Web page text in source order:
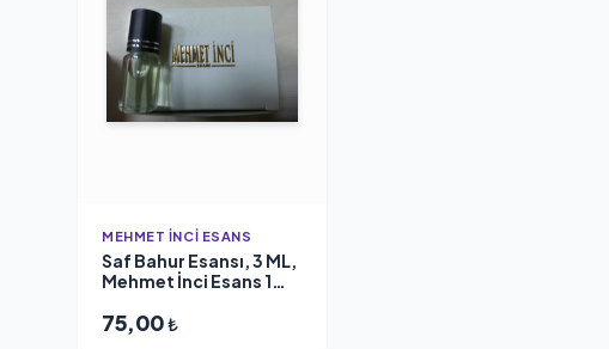
MEHMET İNCI ESANS
Saf Bahur Esansı, 3 ML,
Mehmet İnci Esans 1
75,00₺